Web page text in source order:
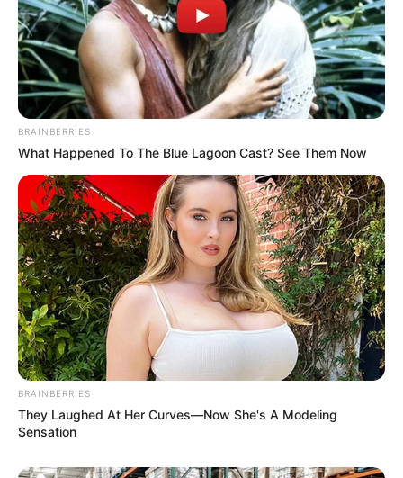
นักเขียน
กองบรรณาธิการ
เนื้อหาที่ได้รับการโปรโมต
BRAINBERRIES
What Happened To The Blue Lagoon Cast? See Them Now
BRAINBERRIES
They Laughed At Her Curves—Now She's A Modeling
Sensation